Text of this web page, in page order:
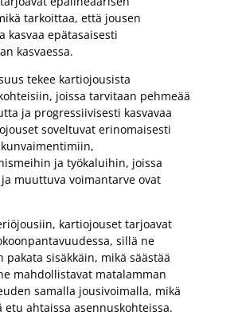
tarkoittaa, että jousen
kasvaa epätasaisesti
kasvaessa.
tekee kartiojousista
joissa tarvitaan pehmeää
ja progressiivisesti kasvavaa
soveltuvat erinomaisesti
ja työkaluihin, joissa
muuttuva voimantarve ovat
kartiojouset tarjoavat
sillä ne
pakata sisäkkäin, mikä säästää
mahdollistavat matalamman
samalla jousivoimalla, mikä
etu ahtaissa asennuskohteissa.